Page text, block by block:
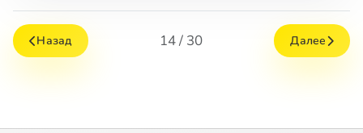
Назад 14 / 30 Далее